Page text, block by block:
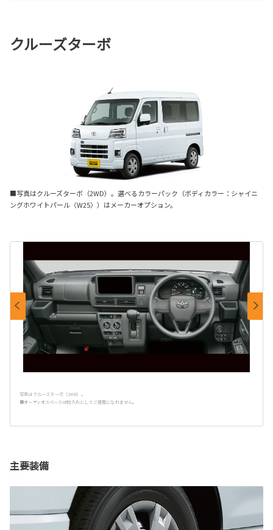
クルーズターボ
■写真はクルーズターボ（2WD）。選べるカラーパック（ボディカラー：シャイニ
ングホワイトパール〈W25〉）はメーカーオプション。
写真はクルーズターボ（2WD）。
■オーディオスペースは物入れとしてご使用になれません。
主要装備